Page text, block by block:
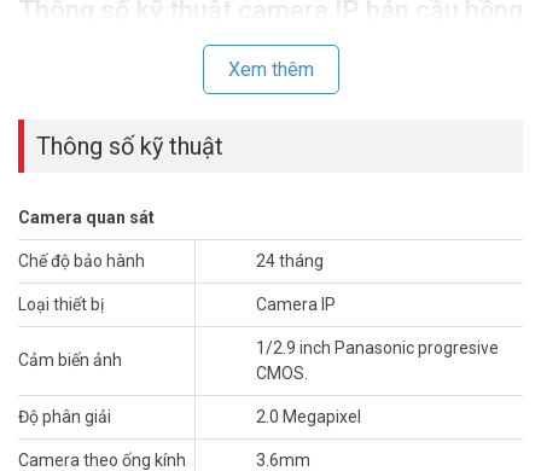
Thông số kỹ thuật camera IP bán cầu hồng
ngoại 2MP KBVISION KX-2012N2
bán cầu hồng ngoại, lắp đặt trong nhà
– Chuẩn nén hình ảnh: H265+/ H.265/ H.264+/ H264.
– Độ phân giải: 1080P (1920×1080).
– Tầm quan sát hồng ngoại: 30 mét, Led SMD.
– Hỗ trợ cân bằng ánh sáng, bù sáng, chống ngược sáng, chống
nhiễu 3D-DNR, cảm biến ngày/đêm giúp camera tự động điều chỉnh
hình ảnh và màu sắc đẹp nhất phù hợp nhất với mọi môi trường
ánh sáng.
– Hỗ trợ PoE (cấp nguồn qua mạng) giúp giảm chi phí dây nguồn
và nguồn cho camera.
– Hỗ trợ chức năng thông minh thiết lập hàng rào ảo , khu vực cấm,
thay đổi góc nhìn.
– Hỗ trợ 20 người sử dụng truy cập cùng lúc.
Xem thêm
Thông số kỹ thuật
Camera quan sát
Chế độ bảo hành 24 tháng
Loại thiết bị Camera IP
Cảm biến ảnh
1/2.9 inch Panasonic progresive
CMOS.
Độ phân giải 2.0 Megapixel
Camera theo ống kính 3.6mm